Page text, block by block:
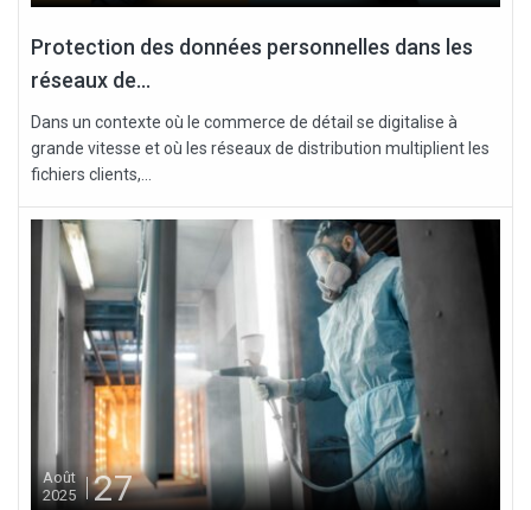
Protection des données personnelles dans les
réseaux de...
Dans un contexte où le commerce de détail se digitalise à
grande vitesse et où les réseaux de distribution multiplient les
fichiers clients,...
Août
2025
27